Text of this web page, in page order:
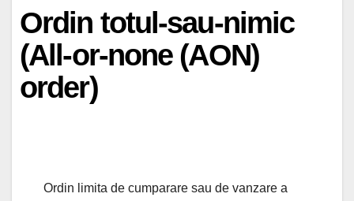
Ordin totul-sau-nimic
(All-or-none (AON)
order)
Ordin limita de cumparare sau de vanzare a